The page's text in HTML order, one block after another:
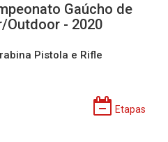
Gaúcho de
Outdoor - 2020
Pistola e Rifle
Etapas